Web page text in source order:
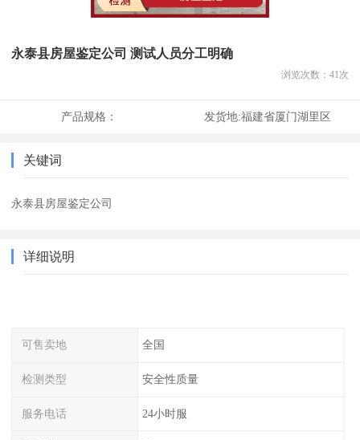
永泰县房屋鉴定公司 测试人员分工明确
浏览次数： 41次
产品规格： 发货地:福建省厦门湖里区
关键词
永泰县房屋鉴定公司
详细说明
可售卖地 全国
检测类型 安全性质量
服务电话 24小时服